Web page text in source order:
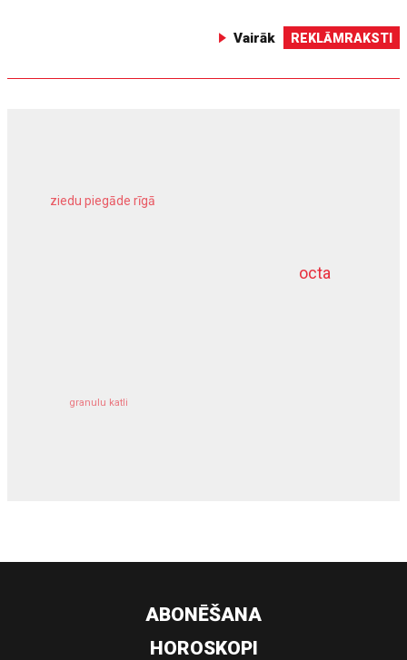
Vairāk REKLĀMRAKSTI
octa
ziedu piegāde rīgā
granulu katli
dziļurbums
ABONĒŠANA
HOROSKOPI